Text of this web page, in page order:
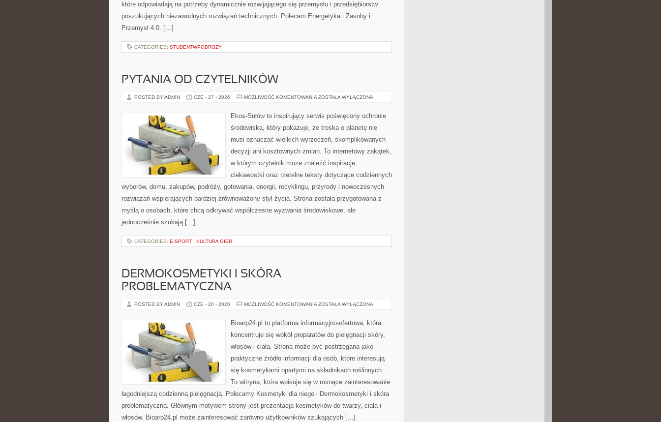
które odpowiadają na potrzeby dynamicznie rozwijającego się przemysłu i przedsiębiorstw
poszukujących niezawodnych rozwiązań technicznych. Polecam Energetyka i Zasoby i
Przemysł 4.0. […]
CATEGORIES: STUDENTWPODROZY
PYTANIA OD CZYTELNIKÓW
POSTED BY ADMIN CZE - 27 - 2026 MOŻLIWOŚĆ KOMENTOWANIA PYTANIA
ZOSTAŁA WYŁĄCZONA
Ekos-Sułów to inspirujący serwis poświęcony ochronie
środowiska, który pokazuje, że troska o planetę nie
musi oznaczać wielkich wyrzeczeń, skomplikowanych
decyzji ani kosztownych zmian. To internetowy zakątek,
w którym czytelnik może znaleźć inspiracje,
ciekawostki oraz rzetelne teksty dotyczące codziennych
wyborów, domu, zakupów, podróży, gotowania, energii, recyklingu, przyrody i nowoczesnych
rozwiązań wspierających bardziej zrównoważony styl życia. Strona została przygotowana z
myślą o osobach, które chcą odkrywać współczesne wyzwania środowiskowe, ale
jednocześnie szukają […]
CATEGORIES: E-SPORT I KULTURA GIER
DERMOKOSMETYKI I SKÓRA
PROBLEMATYCZNA
POSTED BY ADMIN CZE - 20 - 2026 MOŻLIWOŚĆ KOMENTOWANIA DERMOKOSMETYKI
PROBLEMATYCZNA
ZOSTAŁA WYŁĄCZONA
Bioarp24.pl to platforma informacyjno-ofertowa, która
koncentruje się wokół preparatów do pielęgnacji skóry,
włosów i ciała. Strona może być postrzegana jako
praktyczne źródło informacji dla osób, które interesują
się kosmetykami opartymi na składnikach roślinnych.
To witryna, która wpisuje się w rosnące zainteresowanie
łagodniejszą codzienną pielęgnacją. Polecamy Kosmetyki dla niego i Dermokosmetyki i skóra
problematyczna. Głównym motywem strony jest prezentacja kosmetyków do twarzy, ciała i
włosów. Bioarp24.pl może zainteresować zarówno użytkowników szukających […]